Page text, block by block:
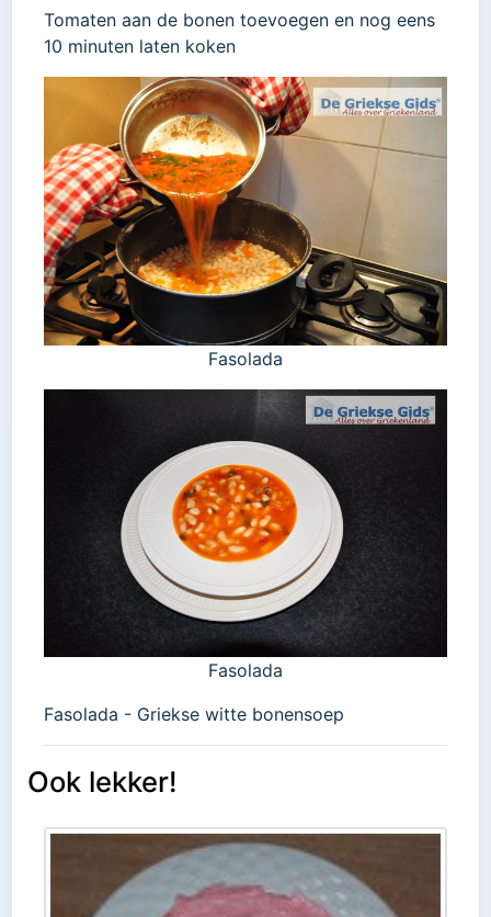
Tomaten aan de bonen toevoegen en nog eens
10 minuten laten koken
Fasolada
Fasolada
Fasolada - Griekse witte bonensoep
Ook lekker!